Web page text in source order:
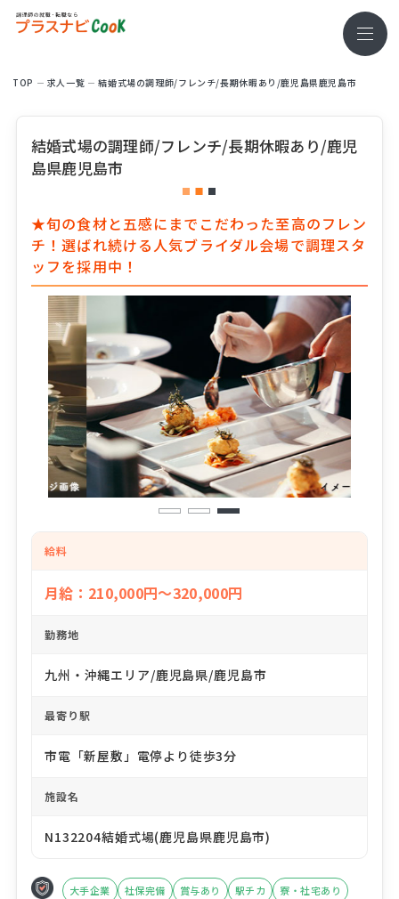
TOP 求⼈⼀覧 結婚式場の調理師/フレンチ/長期休暇あり/鹿児島県鹿児島市
結婚式場の調理師/フレンチ/長期休暇あり/鹿児
島県鹿児島市
★旬の食材と五感にまでこだわった至高のフレン
チ！選ばれ続ける人気ブライダル会場で調理スタ
ッフを採用中！
1 2 3
給料
月給：210,000円～320,000円
勤務地
九州・沖縄エリア/鹿児島県/鹿児島市
最寄り駅
市電「新屋敷」電停より徒歩3分
施設名
N132204結婚式場(鹿児島県鹿児島市)
大手企業 社保完備 賞与あり 駅チカ
寮・社宅あり